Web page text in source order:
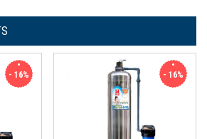
- 16% - 16%